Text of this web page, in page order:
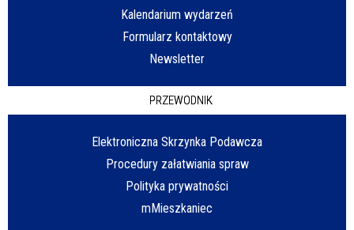
Kalendarium wydarzeń
Formularz kontaktowy
Newsletter
PRZEWODNIK
Elektroniczna Skrzynka Podawcza
Procedury załatwiania spraw
Polityka prywatności
mMieszkaniec